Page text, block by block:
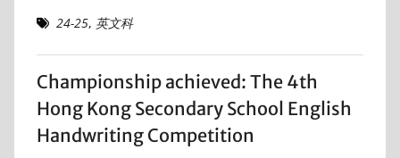
24-25, 英文科
Championship achieved: The 4th
Hong Kong Secondary School English
Handwriting Competition